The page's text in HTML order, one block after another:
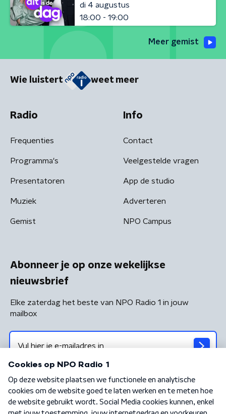
di 4 augustus
18:00 - 19:00
Meer gemist
Wie luistert weet meer
Radio
Frequenties
Programma's
Presentatoren
Muziek
Gemist
Info
Contact
Veelgestelde vragen
App de studio
Adverteren
NPO Campus
Abonneer je op onze wekelijkse
nieuwsbrief
Elke zaterdag het beste van NPO Radio 1 in jouw
mailbox
Algemene voorwaarden